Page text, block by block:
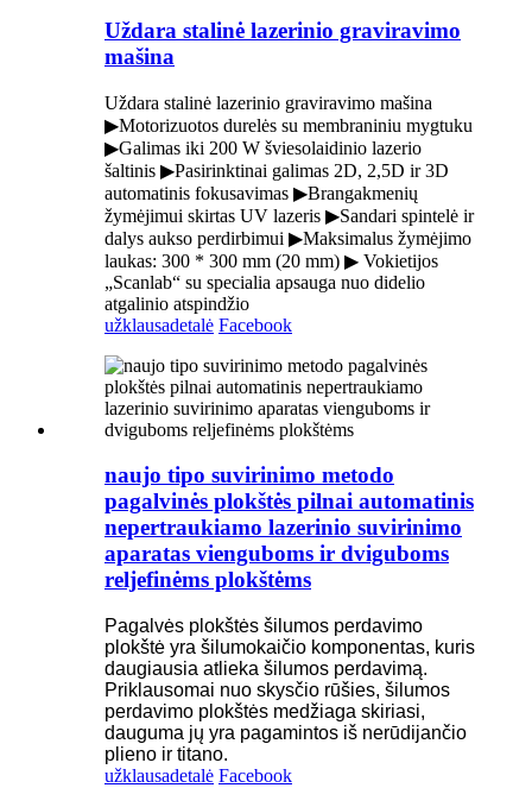
Uždara stalinė lazerinio graviravimo
mašina
Uždara stalinė lazerinio graviravimo mašina
▶Motorizuotos durelės su membraniniu mygtuku
▶Galimas iki 200 W šviesolaidinio lazerio
šaltinis ▶Pasirinktinai galimas 2D, 2,5D ir 3D
automatinis fokusavimas ▶Brangakmenių
žymėjimui skirtas UV lazeris ▶Sandari spintelė ir
dalys aukso perdirbimui ▶Maksimalus žymėjimo
laukas: 300 * 300 mm (20 mm) ▶ Vokietijos
„Scanlab“ su specialia apsauga nuo didelio
atgalinio atspindžio
užklausadetalė Facebook
naujo tipo suvirinimo metodo
pagalvinės plokštės pilnai automatinis
nepertraukiamo lazerinio suvirinimo
aparatas vienguboms ir dviguboms
reljefinėms plokštėms
Pagalvės plokštės šilumos perdavimo
plokštė yra šilumokaičio komponentas, kuris
daugiausia atlieka šilumos perdavimą.
Priklausomai nuo skysčio rūšies, šilumos
perdavimo plokštės medžiaga skiriasi,
dauguma jų yra pagamintos iš nerūdijančio
plieno ir titano.
užklausadetalė Facebook